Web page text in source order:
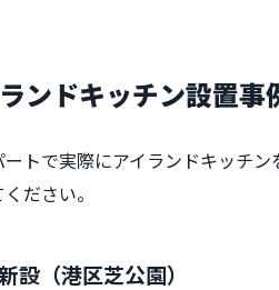
ンドキッチン設置事
トで実際にアイランドキッチ
ださい。
設（港区芝公園）